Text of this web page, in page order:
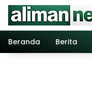
Langsung
konten
Beranda
Berita